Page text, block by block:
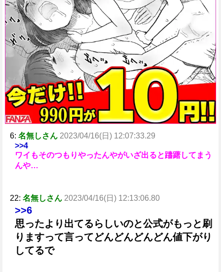
6: 名無しさん 2023/04/16(日) 12:07:33.29
>>4
ワイもそのつもりやったんやがいざ出ると躊躇してまう
んや…
22: 名無しさん 2023/04/16(日) 12:13:06.80
>>6
思ったより出てるらしいのと公式がもっと刷
りますって言ってどんどんどんどん値下がり
してるで